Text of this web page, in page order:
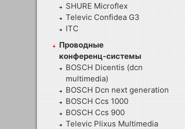
SHURE Microflex
Televic Confidea G3
ITC
Проводные
конференц-системы
BOSCH Dicentis (dcn
multimedia)
BOSCH Dcn next generation
BOSCH Ccs 1000
BOSCH Ccs 900
Televic Plixus Multimedia